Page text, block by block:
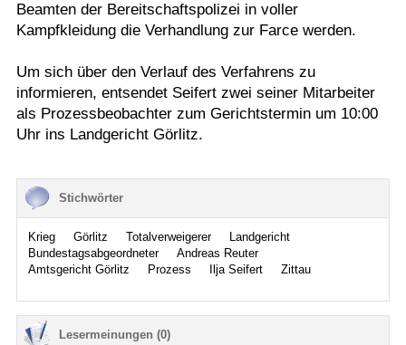
Beamten der Bereitschaftspolizei in voller
Kampfkleidung die Verhandlung zur Farce werden.
Um sich über den Verlauf des Verfahrens zu
informieren, entsendet Seifert zwei seiner Mitarbeiter
als Prozessbeobachter zum Gerichtstermin um 10:00
Uhr ins Landgericht Görlitz.
Stichwörter
Krieg Görlitz Totalverweigerer
Landgericht
Bundestagsabgeordneter
Andreas Reuter
Amtsgericht Görlitz
Prozess Ilja Seifert Zittau
Lesermeinungen (0)